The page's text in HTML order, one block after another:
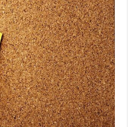
auf
Verfügbarkeit
im
Internet
überprüfen